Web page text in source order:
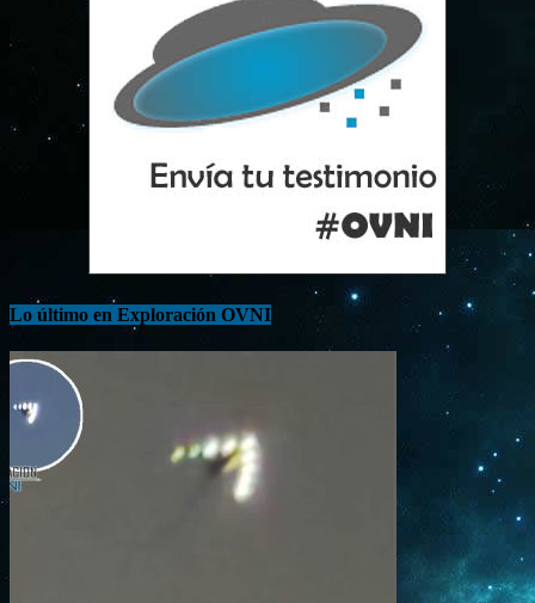
Lo último en Exploración OVNI